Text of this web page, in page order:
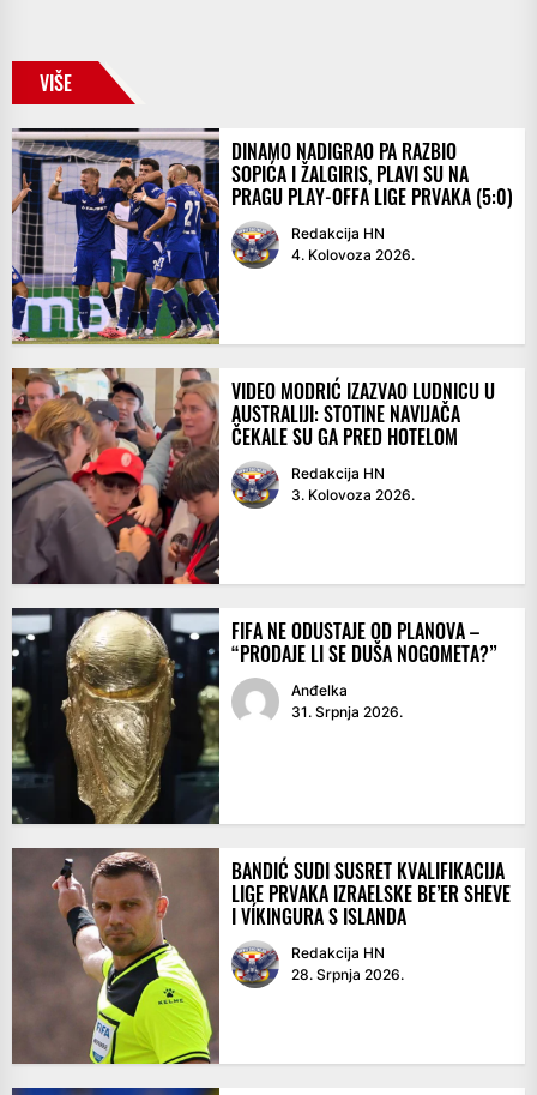
VIŠE
DINAMO NADIGRAO PA RAZBIO
SOPIĆA I ŽALGIRIS, PLAVI SU NA
PRAGU PLAY-OFFA LIGE PRVAKA (5:0)
Redakcija HN
4. Kolovoza 2026.
VIDEO MODRIĆ IZAZVAO LUDNICU U
AUSTRALIJI: STOTINE NAVIJAČA
ČEKALE SU GA PRED HOTELOM
Redakcija HN
3. Kolovoza 2026.
FIFA NE ODUSTAJE OD PLANOVA –
“PRODAJE LI SE DUŠA NOGOMETA?”
Anđelka
31. Srpnja 2026.
BANDIĆ SUDI SUSRET KVALIFIKACIJA
LIGE PRVAKA IZRAELSKE BE’ER SHEVE
I VÍKINGURA S ISLANDA
Redakcija HN
28. Srpnja 2026.